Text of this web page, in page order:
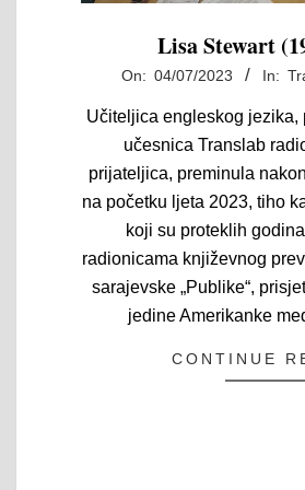
Lisa Stewart
2023-On: 04/07/2023 In:
Učiteljica engleskog jezika,
učesnica Translab
prijateljica, preminula
na početku ljeta 2023, tiho
koji su proteklih
radionicama književnog
sarajevske „Publike“,
jedine Amerikanke
CONTINUE